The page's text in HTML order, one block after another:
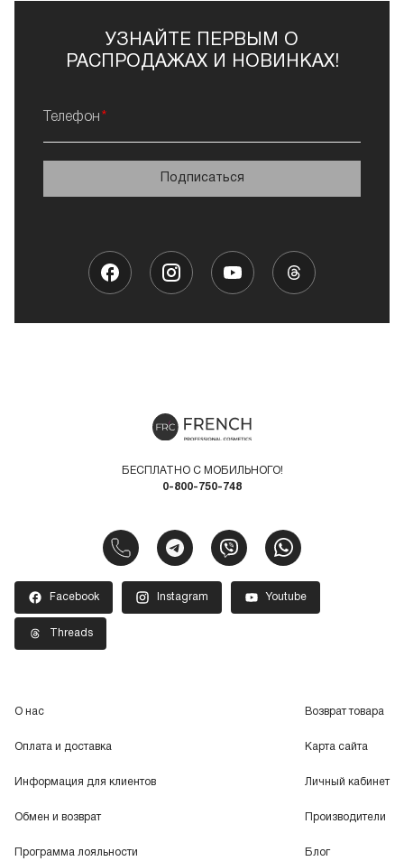
УЗНАЙТЕ ПЕРВЫМ О
РАСПРОДАЖАХ И НОВИНКАХ!
Телефон
Подписаться
БЕСПЛАТНО С МОБИЛЬНОГО!
0-800-750-748
Facebook Instagram Youtube
Threads
О нас
Оплата и доставка
Информация для клиентов
Обмен и возврат
Программа лояльности
Возврат товара
Карта сайта
Личный кабинет
Производители
Блог